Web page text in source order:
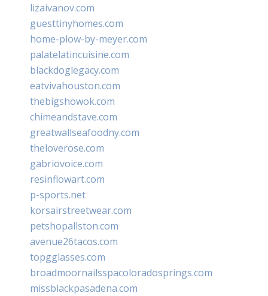
lizaivanov.com
guesttinyhomes.com
home-plow-by-meyer.com
palatelatincuisine.com
blackdoglegacy.com
eatvivahouston.com
thebigshowok.com
chimeandstave.com
greatwallseafoodny.com
theloverose.com
gabriovoice.com
resinflowart.com
p-sports.net
korsairstreetwear.com
petshopallston.com
avenue26tacos.com
topgglasses.com
broadmoornailsspacoloradosprings.com
missblackpasadena.com